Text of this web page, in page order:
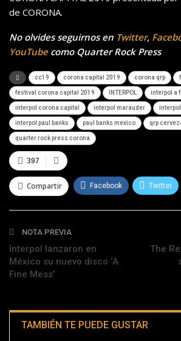
de CORONA.
No olvides seguirnos en Twitter,
YouTubecomo Quarter Rock Press
cc19 corona capital 2019 corona qrp
festival corona capital 2019 INTERPOL interpol a
interpol corona capital interpol marauder
interpol paul banks paul banks mexico qrp
quarter rock press corona
397
Compartir Facebook Twitter
Telegram
NOTA PREVIA
Interpol lanzaron en
México su nuevo disco ‘A
Fine Mess’
The
TAMBIÉN TE PUEDE GUSTAR